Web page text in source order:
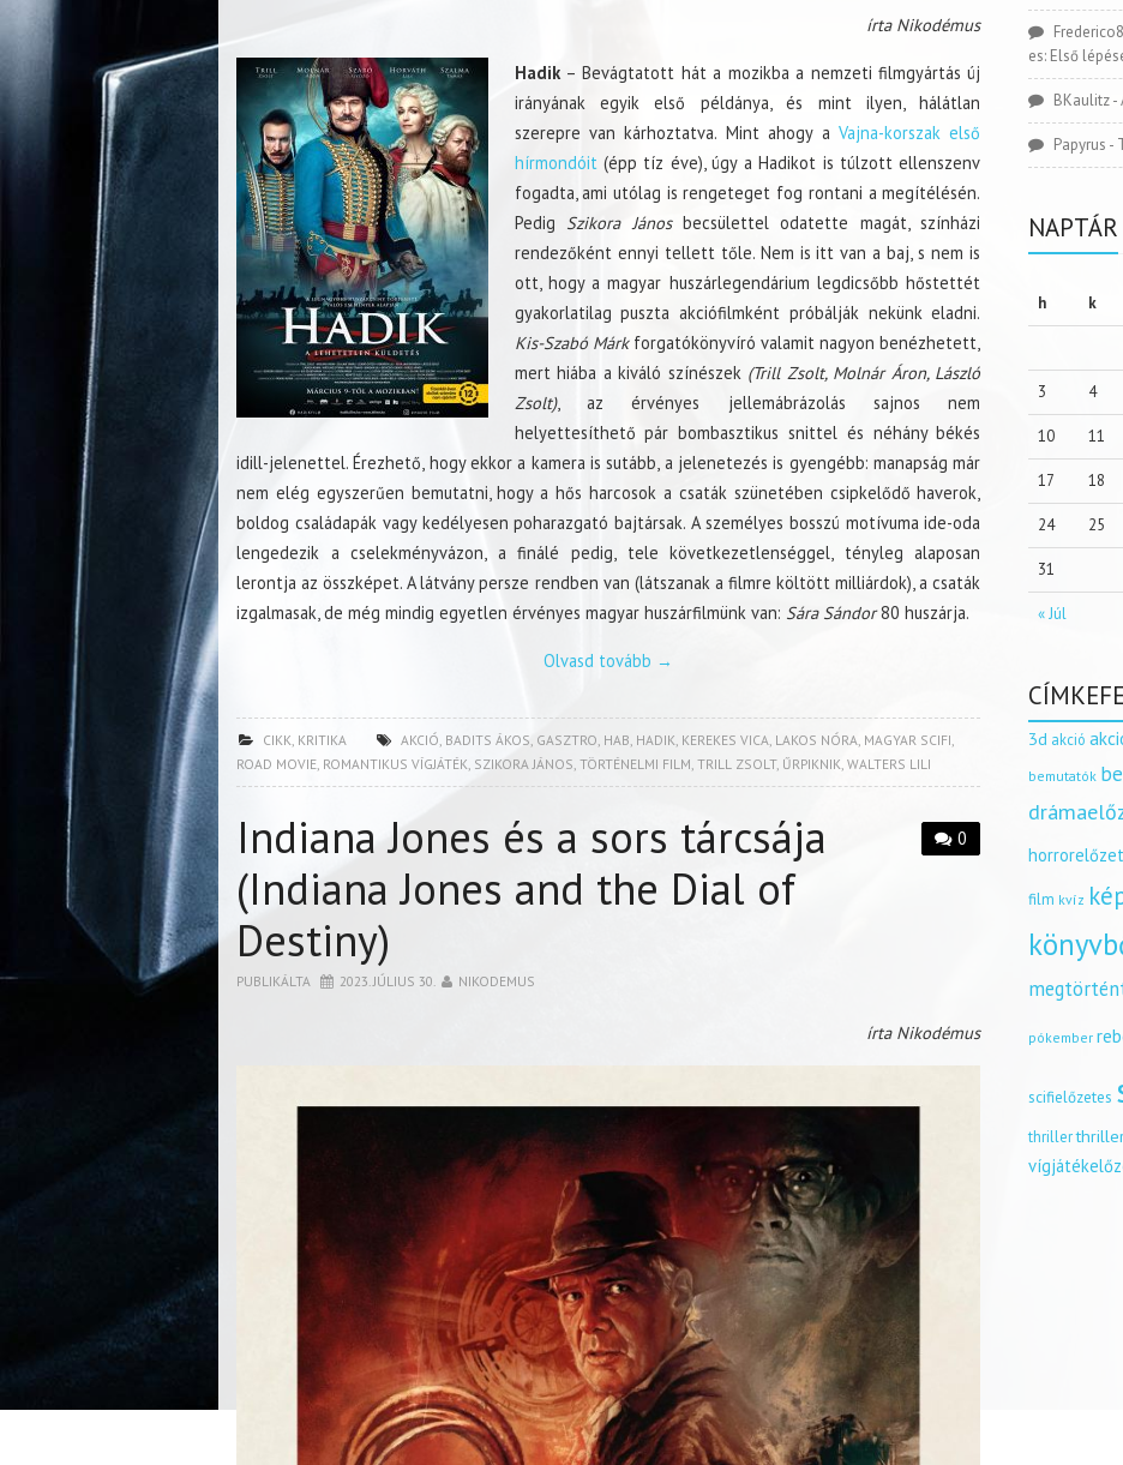
írta Nikodémus
Hadik– Bevágtatott hát a mozikba a nemzeti filmgyártás új
irányának egyik első példánya, és mint ilyen, hálátlan
szerepre van kárhoztatva. Mint ahogy a Vajna-korszak első
hírmondóit(épp tíz éve), úgy a Hadikot is túlzott ellenszenv
fogadta, ami utólag is rengeteget fog rontani a megítélésén.
Pedig Szikora Jánosbecsülettel odatette magát, színházi
rendezőként ennyi tellett tőle. Nem is itt van a baj, s nem is
ott, hogy a magyar huszárlegendárium legdicsőbb hőstettét
gyakorlatilag puszta akciófilmként próbálják nekünk eladni.
Kis-Szabó Márkforgatókönyvíró valamit nagyon benézhetett,
mert hiába a kiváló színészek (Trill Zsolt, Molnár Áron, László
Zsolt), az érvényes jellemábrázolás sajnos nem
helyettesíthető pár bombasztikus snittel és néhány békés
idill-jelenettel. Érezhető, hogy ekkor a kamera is sutább, a jelenetezés is gyengébb: manapság már
nem elég egyszerűen bemutatni, hogy a hős harcosok a csaták szünetében csipkelődő haverok,
boldog családapák vagy kedélyesen poharazgató bajtársak. A személyes bosszú motívuma ide-oda
lengedezik a cselekményvázon, a finálé pedig, tele következetlenséggel, tényleg alaposan
lerontja az összképet. A látvány persze rendben van (látszanak a filmre költött milliárdok), a csaták
izgalmasak, de még mindig egyetlen érvényes magyar huszárfilmünk van: Sára Sándor80 huszárja.
Olvasd tovább →
CIKK, KRITIKA AKCIÓ, BADITS ÁKOS, GASZTRO, HAB, HADIK, KEREKES VICA, LAKOS NÓRA, MAGYAR SCIFI,
ROAD MOVIE, ROMANTIKUS VÍGJÁTÉK, SZIKORA JÁNOS, TÖRTÉNELMI FILM, TRILL ZSOLT, ŰRPIKNIK, WALTERS LILI
0
Indiana Jones és a sors tárcsája
(Indiana Jones and the Dial of
Destiny)
PUBLIKÁLTA 2023. JÚLIUS 30. NIKODEMUS
írta Nikodémus
es: Első
BKaulitz-
Papyrus -
NAPTÁR
h
k
« Júl
3 4
10 11
17 18
24 25
31
3d akció
bemutatók
film kvíz
pókember
scifielőzetes
thriller